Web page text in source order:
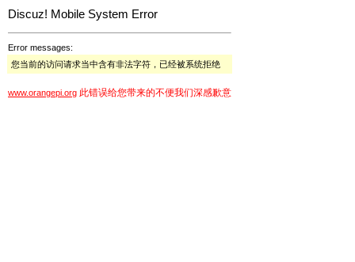
Discuz! Mobile System Error
Error messages:
您当前的访问请求当中含有非法字符，已经被系统拒绝
www.orangepi.org 此错误给您带来的不便我们深感歉意